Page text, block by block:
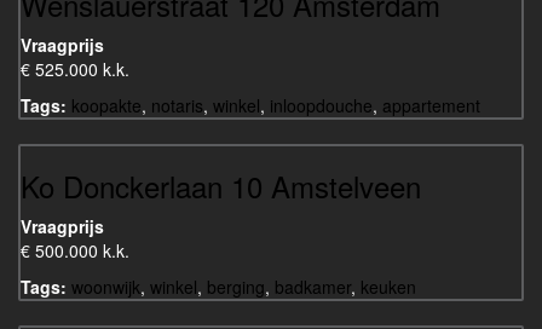
Vraagprijs
€ 525.000 k.k.
Tags: koopakte, notaris, winkel, inloopdouche, appartement
Ko Donckerlaan 10 Amstelveen
Vraagprijs
€ 500.000 k.k.
Tags: woonwijk, winkel, berging, badkamer, keuken